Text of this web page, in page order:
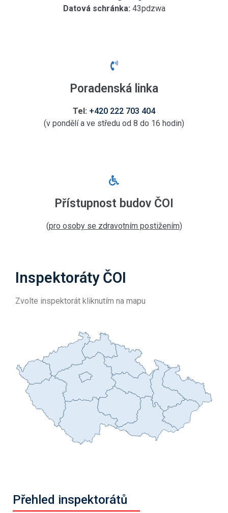
Datová schránka: 43pdzwa
Poradenská linka
Tel: +420 222 703 404
(v pondělí a ve středu od 8 do 16 hodin)
Přístupnost budov ČOI
(pro osoby se zdravotním postižením)
Inspektoráty ČOI
Zvolte inspektorát kliknutím na mapu
Přehled inspektorátů